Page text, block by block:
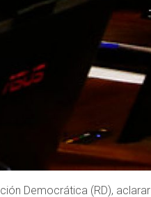
Democrática (RD), aclarar